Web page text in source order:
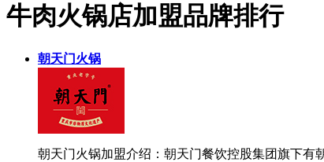
牛肉火锅店加盟品牌排行
朝天门火锅
朝天门火锅加盟介绍：朝天门餐饮控股集团旗下